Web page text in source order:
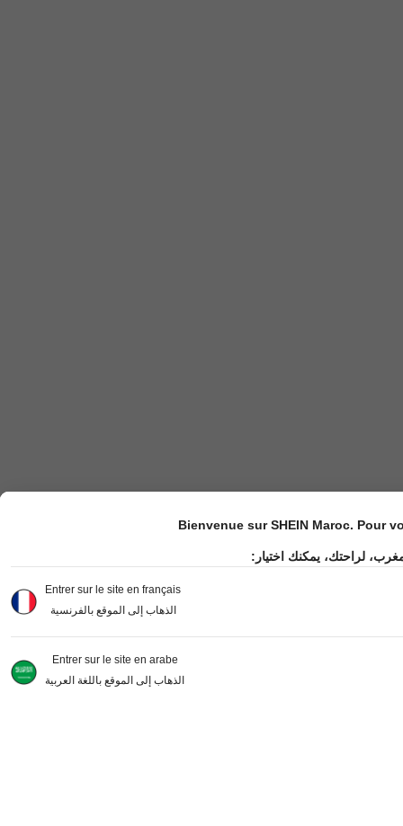
Bienvenue sur SHEIN Maroc. Pour
لراحتك، يمكنك اختيار:
Entrer sur le site en français
الذهاب إلى الموقع بالفرنسية
Entrer sur le site en arabe
الذهاب إلى الموقع باللغة العربية